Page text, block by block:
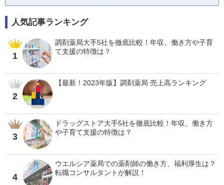
人気記事ランキング
1
調剤薬局大手5社を徹底比較！年収、働き方や子育
て支援の特徴は？
2
【最新！2023年版】調剤薬局 売上高ランキング
3
ドラッグストア大手5社を徹底比較！年収、働き方
や子育て支援の特徴は？
4
ウエルシア薬局での薬剤師の働き方、福利厚生は？
転職コンサルタントが解説！